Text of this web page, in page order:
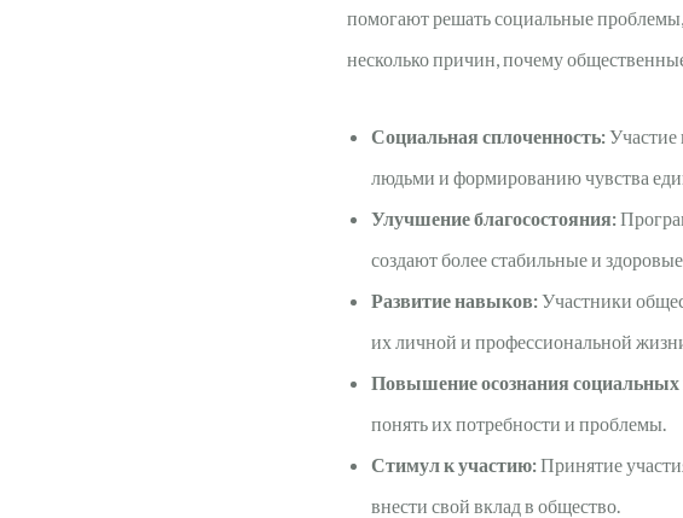
помогают решать социальные
несколько причин, почему
Социальная сплоченность:Участие
людьми и формированию чувства
Улучшение благосостояния:
создают более стабильные и
Развитие навыков:Участники
их личной и профессиональной
Повышение осознания социальных
понять их потребности и проблемы.
Стимул к участию:Принятие
внести свой вклад в общество.